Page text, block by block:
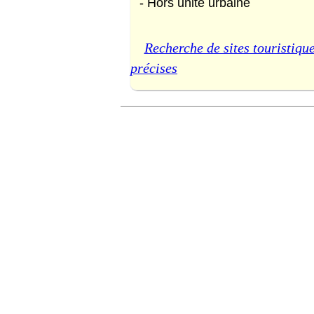
Recherche de sites
précises